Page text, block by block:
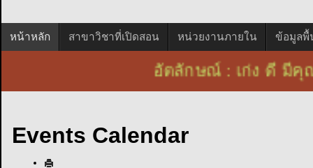
หน้าหลัก สาขาวิชาที่เปิดสอน หน่วยงานภายใน ข้อมูลพื้
อัตลักษณ์ : เก่ง ดี
Events Calendar